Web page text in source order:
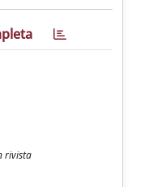
rivista